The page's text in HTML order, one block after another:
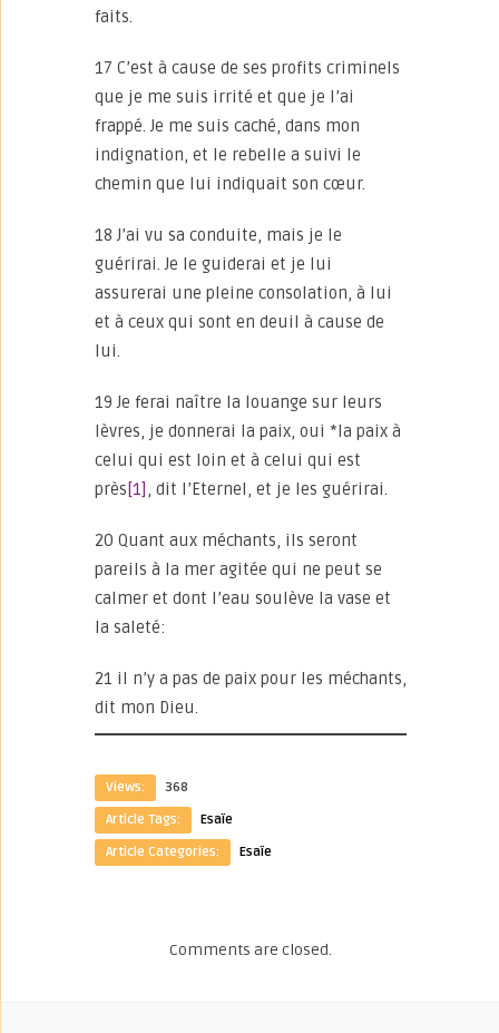
faits.
17 C’est à cause de ses profits criminels
que je me suis irrité et que je l’ai
frappé. Je me suis caché, dans mon
indignation, et le rebelle a suivi le
chemin que lui indiquait son cœur.
18 J’ai vu sa conduite, mais je le
guérirai. Je le guiderai et je lui
assurerai une pleine consolation, à lui
et à ceux qui sont en deuil à cause de
lui.
19 Je ferai naître la louange sur leurs
lèvres, je donnerai la paix, oui *la paix à
celui qui est loin et à celui qui est
près [1] , dit l’Eternel, et je les guérirai.
20 Quant aux méchants, ils seront
pareils à la mer agitée qui ne peut se
calmer et dont l’eau soulève la vase et
la saleté:
21 il n’y a pas de paix pour les méchants,
dit mon Dieu.
Views:
368
Article Tags:
Esaïe
Article Categories:
Esaïe
Comments are closed.